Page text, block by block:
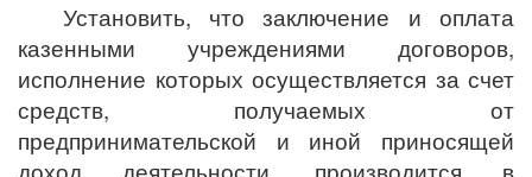
Установить, что заключение и оплата
казенными учреждениями договоров,
исполнение которых осуществляется за счет
средств, получаемых от
предпринимательской и иной приносящей